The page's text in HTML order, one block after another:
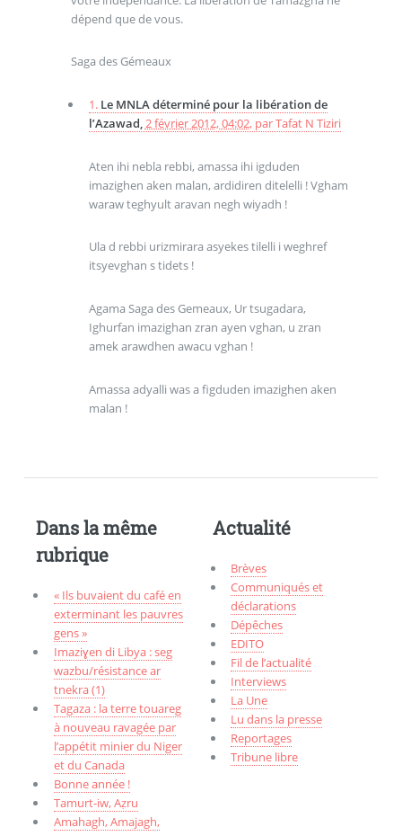
dépend que de vous.
Saga des Gémeaux
1. Le MNLA déterminé pour la libération de
l’Azawad,2 février 2012, 04:02, parTafat N Tiziri
Aten ihi nebla rebbi, amassa ihi igduden
imazighen aken malan, ardidiren ditelelli ! Vgham
waraw teghyult aravan negh wiyadh !
Ula d rebbi urizmirara asyekes tilelli i weghref
itsyevghan s tidets !
Agama Saga des Gemeaux, Ur tsugadara,
Ighurfan imazighan zran ayen vghan, u zran
amek arawdhen awacu vghan !
Amassa adyalli was a figduden imazighen aken
malan !
Dans la même
rubrique
« Ils buvaient du café en
exterminant les pauvres
gens »
Imaziɣen di Libya : seg
wazbu/résistance ar
tnekra (1)
Tagaza : la terre touareg
à nouveau ravagée par
l’appétit minier du Niger
et du Canada
Bonne année !
Tamurt-iw, Aẓru
Amahagh, Amajagh,
Actualité
Brèves
Communiqués et
déclarations
Dépêches
EDITO
Fil de l’actualité
Interviews
La Une
Lu dans la presse
Reportages
Tribune libre